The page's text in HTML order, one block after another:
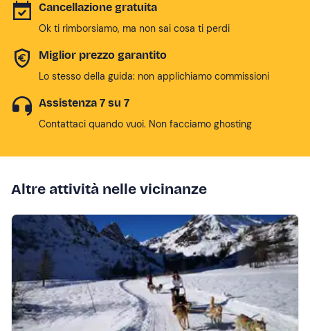
Cancellazione gratuita
Ok ti rimborsiamo, ma non sai cosa ti perdi
Miglior prezzo garantito
Lo stesso della guida: non applichiamo commissioni
Assistenza 7 su 7
Contattaci quando vuoi. Non facciamo ghosting
Altre attività nelle vicinanze